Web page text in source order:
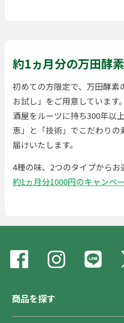
約1ヵ月分の万田酵
初めての方限定で、万田酵素
お試し」をご用意しています。
酒屋をルーツに持ち300年以
恵」と「技術」でこだわりの
届けいたします。
4種の味、2つのタイプからお
約1ヵ月分1000円のキャンペ
商品を探す